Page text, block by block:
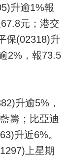
升逾1%報
元；港交
保(02318)升
2%，報73.5
升逾5%，
籌；比亞迪
升近6%。
上星期